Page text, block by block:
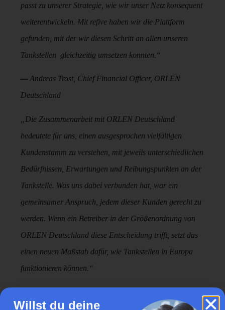
passt zu unserer Strategie, wie wir unser Netz konsequent
weiterentwickeln. Mit refive haben wir die Plattform
gefunden, mit der wir diesen Schritt an allen unseren
Tankstellen gleichzeitig umsetzen konnten.“
— Andreas Trost, Chief Financial Officer, ORLEN
Deutschland
„Die Zusammenarbeit mit ORLEN Deutschland
bedeutete für uns, einen ausgesprochen vielfältigen
Kundenstamm zu verstehen, mit jeweils unterschiedlichen
Bedürfnissen, Erwartungen und Reibungspunkten an der
Tankstelle. Was uns dabei verbunden hat, war ein
gemeinsamer Anspruch, jedem dieser Kunden gerecht zu
werden. Wenn ein Betreiber in der Größenordnung von
ORLEN Deutschland diese Entscheidung trifft, setzt das
einen neuen Maßstab dafür, wie Tankstellen in Europa
funktionieren können.“
Willst du deine